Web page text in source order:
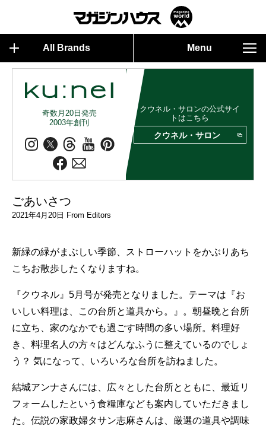
All Brands Menu
奇数月20日発売
2003年創刊
クウネル・サロンの公式サイ
トはこちら
クウネル・サロン
ごあいさつ
2021年4月20日 From Editors
新緑の緑がまぶしい季節、ストローハットをかぶりあち
こちお散歩したくなりますね。
『クウネル』5月号が発売となりました。テーマは『お
いしい料理は、この台所と道具から。』。朝昼晩と台所
に立ち、家のなかでも過ごす時間の多い場所。料理好
き、料理名人の方々はどんなふうに整えているのでしょ
う？ 気になって、いろいろな台所を訪ねました。
結城アンナさんには、広々とした台所とともに、最近リ
フォームしたという食糧庫なども案内していただきまし
た。伝説の家政婦タサン志麻さんは、厳選の道具や調味